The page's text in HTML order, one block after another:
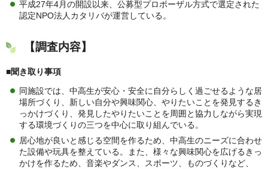
平成27年4月の開設以来、公募型プロポーザル方式で選定された
認定NPO法人カタリバが運営している。
【調査内容】
■聞き取り事項
同施設では、中高生が安心・安全に自分らしく過ごせるような居
場所づくり、新しい自分や興味関心、やりたいことを発見するき
っかけづくり、発見したやりたいことを周囲と協力しながら実現
する環境づくりの三つを中心に取り組んでいる。
居心地が良いと感じる空間を作るため、中高生のニーズに合わせ
た設備や玩具を整えている。また、様々な興味関心を広げるきっ
かけを作るため、音楽やダンス、スポーツ、ものづくりなど、